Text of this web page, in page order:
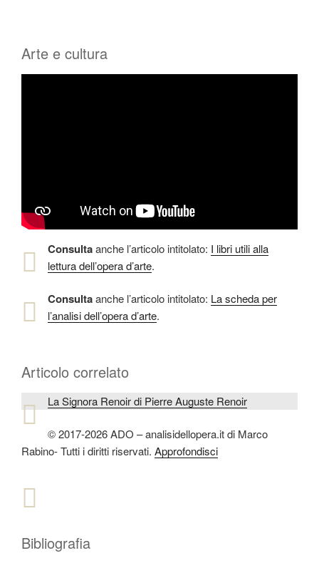
Arte e cultura
Consultaanche l’articolo intitolato: I libri utili alla
lettura dell’opera d’arte.
Consultaanche l’articolo intitolato: La scheda per
l’analisi dell’opera d’arte.
Articolo correlato
La Signora Renoir di Pierre Auguste Renoir
© 2017-2026 ADO – analisidellopera.it di Marco
Rabino- Tutti i diritti riservati. Approfondisci
Bibliografia